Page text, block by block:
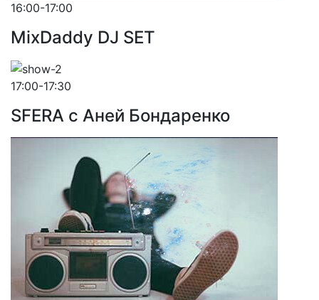
16:00-17:00
MixDaddy DJ SET
17:00-17:30
SFERA с Аней Бондаренко